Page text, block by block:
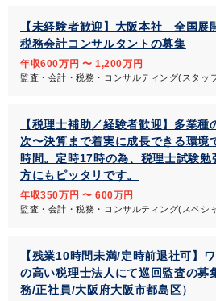
【未経験者歓迎】大阪本社 全国展
税務会計コンサルタントの募集
年収600万円 〜 1,200万円
監査・会計・税務・コンサルティング(スタッ
【税理士補助／経験者歓迎】多業種
次〜決算まで着実に成長できる環境
時間。定時17時の為、税理士試験
方にもピッタリです。
年収350万円 〜 600万円
監査・会計・税務・コンサルティング(スペシ
【残業10時間未満/定時前退社可】
の高い税理士法人にて巡回監査の
務/正社員/大阪府大阪市都島区）